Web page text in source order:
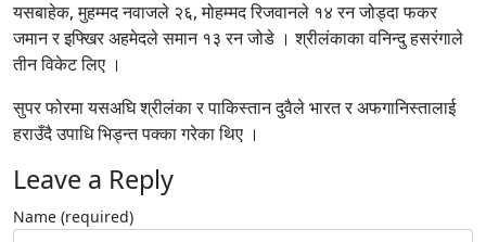
यसबाहेक, मुहम्मद नवाजले २६, मोहम्मद रिजवानले १४ रन जोड्दा फकर
जमान र इफ्खिर अहमेदले समान १३ रन जोडे । श्रीलंकाका वनिन्दु हसरंगाले
तीन विकेट लिए ।
सुपर फोरमा यसअघि श्रीलंका र पाकिस्तान दुवैले भारत र अफगानिस्तालाई
हराउँदै उपाधि भिड्न्त पक्का गरेका थिए ।
Leave a Reply
Name (required)